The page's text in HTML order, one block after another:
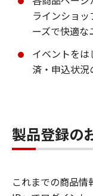
ラインショ
ーズで快適な
イベントを
済・申込状
製品登録の
これまでの商品